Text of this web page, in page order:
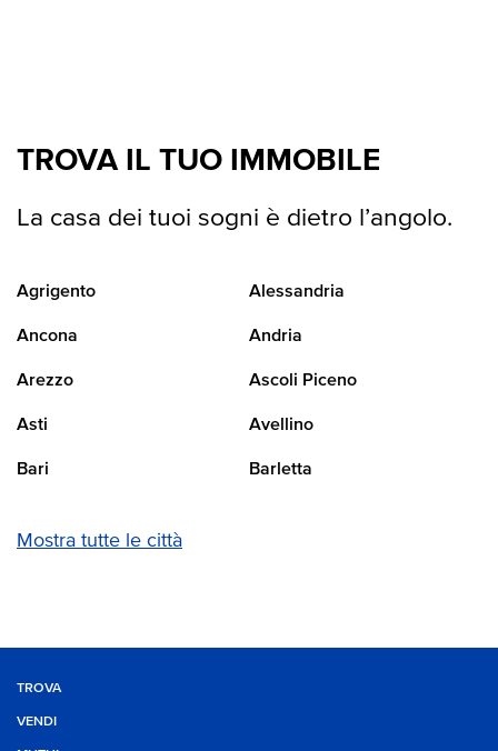
TROVA IL TUO IMMOBILE
La casa dei tuoi sogni è dietro l’angolo.
Agrigento Alessandria
Ancona Andria
Arezzo Ascoli Piceno
Asti Avellino
Bari Barletta
Mostra tutte le città
TROVA
VENDI